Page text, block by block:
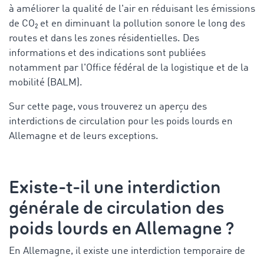
à améliorer la qualité de l'air en réduisant les émissions
de CO₂ et en diminuant la pollution sonore le long des
routes et dans les zones résidentielles. Des
informations et des indications sont publiées
notamment par l'Office fédéral de la logistique et de la
mobilité (BALM).
Sur cette page, vous trouverez un aperçu des
interdictions de circulation pour les poids lourds en
Allemagne et de leurs exceptions.
Existe-t-il une interdiction
générale de circulation des
poids lourds en Allemagne ?
En Allemagne, il existe une interdiction temporaire de